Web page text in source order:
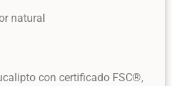
natural
con certificado FSC®,